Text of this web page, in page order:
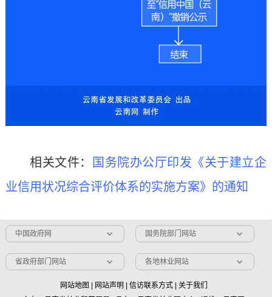
相关文件：
国务院办公厅印发《关于建立企
业信用状况综合评价体系的实施方案》的通知
中国政府网 国务院部门网站
省政府部门网站 各地林业网站
网站地图 网站声明 信访联系方式| 关于我们